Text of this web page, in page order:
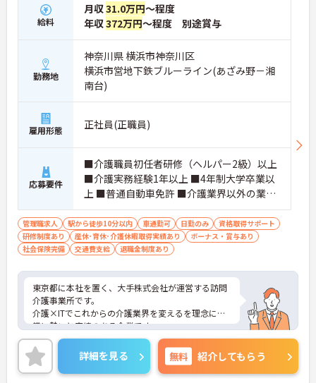
給料
月収31.0万円～程度
年収372万円～程度 別途賞与
勤務地
神奈川県 横浜市神奈川区
横浜市営地下鉄ブルーライン(あざみ野－湘
南台)
雇用形態 正社員(正職員)
応募要件
■介護職員初任者研修（ヘルパー2級）以上
■介護実務経験1年以上 ■4年制大学卒業以
上 ■普通自動車免許 ■介護業界以外の業界
経験がある方歓迎 ■介護業界以外でのマネ
ジメント経験がある方歓迎
管理職求人 駅から徒歩10分以内 車通勤可 日勤のみ
資格取得サポート
研修制度あり
産休･育休･介護休暇取得実績あり
ボーナス・賞与あり
社会保険完備
交通費支給 退職金制度あり
東京都に本社を置く、大手株式会社が運営する訪問
介護事業所です。
介護×ITでこれからの介護業界を変えるを理念に非
常に勢いと実績のある企業です。
充実したキャリアアップ制度に加え、曜日固定性の
ためプライベートも非常に充実できます。
今後増えてくる在宅介護での管理職経験を積み、他
の介護職との差別化を図ってみませんか？
詳細を見る 無料 紹介してもらう